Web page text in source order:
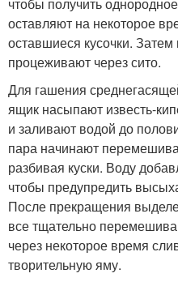
оставляют на некоторое
оставшиеся кусочки.
процеживают через сито.
Для гашения
ящик насыпают известь-
и заливают водой до
пара начинают
разбивая куски. Воду
чтобы предупредить
После прекращения
все тщательно
через некоторое время
творительную яму.